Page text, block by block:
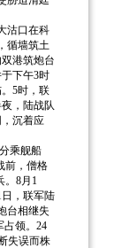
沽口在科
循墙筑土
港筑炮台
下午3时
5时，联
，陆战队
沉着应
乘舰船
前，僧格
。8月1
，联军陆
台相继失
占领。24
失误而株